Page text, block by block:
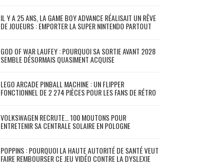
IL Y A 25 ANS, LA GAME BOY ADVANCE RÉALISAIT UN RÊVE
DE JOUEURS : EMPORTER LA SUPER NINTENDO PARTOUT
GOD OF WAR LAUFEY : POURQUOI SA SORTIE AVANT 2028
SEMBLE DÉSORMAIS QUASIMENT ACQUISE
LEGO ARCADE PINBALL MACHINE : UN FLIPPER
FONCTIONNEL DE 2 274 PIÈCES POUR LES FANS DE RÉTRO
VOLKSWAGEN RECRUTE… 100 MOUTONS POUR
ENTRETENIR SA CENTRALE SOLAIRE EN POLOGNE
POPPINS : POURQUOI LA HAUTE AUTORITÉ DE SANTÉ VEUT
FAIRE REMBOURSER CE JEU VIDÉO CONTRE LA DYSLEXIE